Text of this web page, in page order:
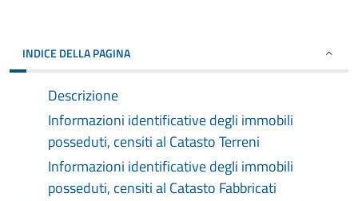
INDICE DELLA PAGINA
Descrizione
Informazioni identificative degli immobili
posseduti, censiti al Catasto Terreni
Informazioni identificative degli immobili
posseduti, censiti al Catasto Fabbricati